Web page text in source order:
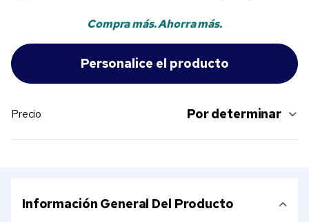
Compra más. Ahorra más.
Precio Por determinar
Información General Del Producto